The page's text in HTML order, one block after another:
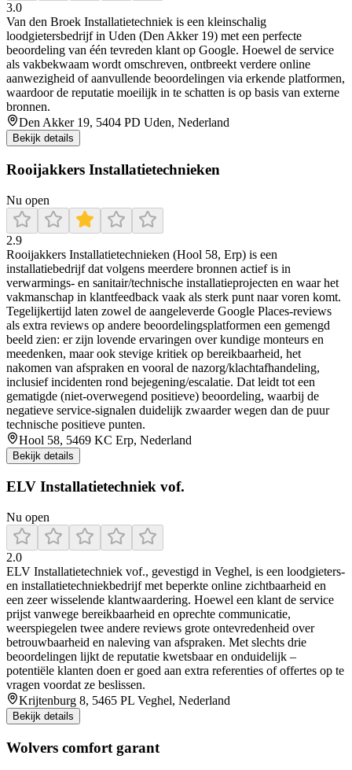
3.0
Van den Broek Installatietechniek is een kleinschalig
loodgietersbedrijf in Uden (Den Akker 19) met een perfecte
beoordeling van één tevreden klant op Google. Hoewel de service
als vakbekwaam wordt omschreven, ontbreekt verdere online
aanwezigheid of aanvullende beoordelingen via erkende platformen,
waardoor de reputatie moeilijk in te schatten is op basis van externe
bronnen.
Den Akker 19, 5404 PD Uden, Nederland
Bekijk details
Rooijakkers Installatietechnieken
Nu open
2.9
Rooijakkers Installatietechnieken (Hool 58, Erp) is een
installatiebedrijf dat volgens meerdere bronnen actief is in
verwarmings- en sanitair/technische installatieprojecten en waar het
vakmanschap in klantfeedback vaak als sterk punt naar voren komt.
Tegelijkertijd laten zowel de aangeleverde Google Places-reviews
als extra reviews op andere beoordelingsplatformen een gemengd
beeld zien: er zijn lovende ervaringen over kundige monteurs en
meedenken, maar ook stevige kritiek op bereikbaarheid, het
nakomen van afspraken en vooral de nazorg/klachtafhandeling,
inclusief incidenten rond bejegening/escalatie. Dat leidt tot een
gematigde (niet-overwegend positieve) beoordeling, waarbij de
negatieve service-signalen duidelijk zwaarder wegen dan de puur
technische positieve punten.
Hool 58, 5469 KC Erp, Nederland
Bekijk details
ELV Installatietechniek vof.
Nu open
2.0
ELV Installatietechniek vof., gevestigd in Veghel, is een loodgieters-
en installatietechniekbedrijf met beperkte online zichtbaarheid en
een zeer wisselende klantwaardering. Hoewel een klant de service
prijst vanwege bereikbaarheid en oprechte communicatie,
weerspiegelen twee andere reviews grote ontevredenheid over
betrouwbaarheid en naleving van afspraken. Met slechts drie
beoordelingen lijkt de reputatie kwetsbaar en onduidelijk –
potentiële klanten doen er goed aan extra referenties of offertes op te
vragen voordat ze beslissen.
Krijtenburg 8, 5465 PL Veghel, Nederland
Bekijk details
Wolvers comfort garant